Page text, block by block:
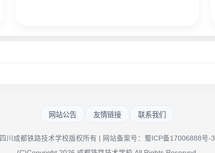
网站公告 友情链接 联系我们
四川成都铁路技术学校版权所有 | 网站备案号： 蜀ICP备17006888号-3